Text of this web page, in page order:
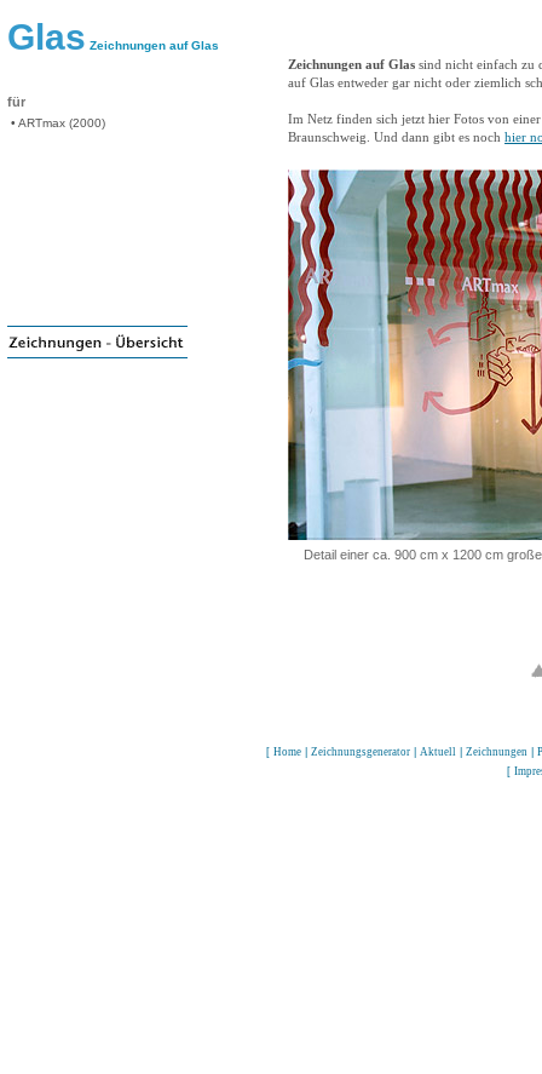
Glas Zeichnungen auf Glas
für
• ARTmax (2000)
Zeichnungen auf Glas sind nicht einfach zu
auf Glas entweder gar nicht oder ziemlich
Im Netz finden sich jetzt hier Fotos von
Braunschweig. Und dann gibt es noch hier
Detail einer ca. 900 cm x 1200 cm
[ Home| Zeichnungsgenerator| Aktuell| Zeichnungen|
[